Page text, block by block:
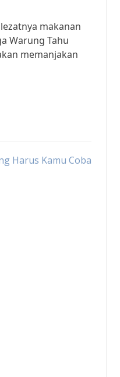
makanan
Warung Tahu
memanjakan
Harus Kamu Coba